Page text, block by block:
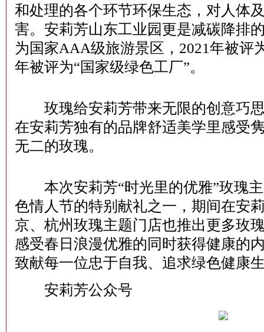
和处理的各个环节环保生态，对人体
害。安莉芳山东工业园更是减碳降排
为国家AAA级旅游景区，2021年被评
年被评为“国家级绿色工厂”。
玫瑰给安莉芳带来无限的创意巧思
在安莉芳独有的品牌舒适美学里感受
无二的玫瑰。
本次安莉芳“时光里的优雅”玫瑰主
色情人节的特别献礼之一，期间在安
京、杭州玫瑰主题门店也推出更多玫
感受春日浪漫优雅的同时获得健康的
致献每一位忠于自我、追求绿色健康
安莉芳公众号